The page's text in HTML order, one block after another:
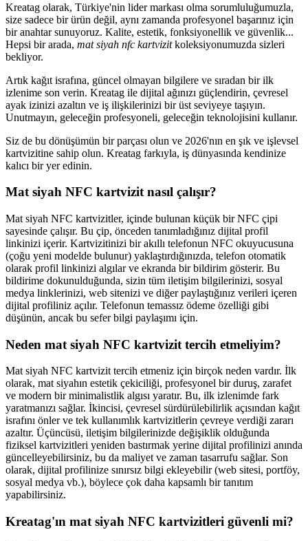
Kreatag olarak, Türkiye'nin lider markası olma sorumluluğumuzla,
size sadece bir ürün değil, aynı zamanda profesyonel başarınız için
bir anahtar sunuyoruz. Kalite, estetik, fonksiyonellik ve güvenlik...
Hepsi bir arada, mat siyah nfc kartvizitkoleksiyonumuzda sizleri
bekliyor.
Artık kağıt israfına, güncel olmayan bilgilere ve sıradan bir ilk
izlenime son verin. Kreatag ile dijital ağınızı güçlendirin, çevresel
ayak izinizi azaltın ve iş ilişkilerinizi bir üst seviyeye taşıyın.
Unutmayın, geleceğin profesyoneli, geleceğin teknolojisini kullanır.
Siz de bu dönüşümün bir parçası olun ve 2026'nın en şık ve işlevsel
kartvizitine sahip olun. Kreatag farkıyla, iş dünyasında kendinize
kalıcı bir yer edinin.
Mat siyah NFC kartvizit nasıl çalışır?
Mat siyah NFC kartvizitler, içinde bulunan küçük bir NFC çipi
sayesinde çalışır. Bu çip, önceden tanımladığınız dijital profil
linkinizi içerir. Kartvizitinizi bir akıllı telefonun NFC okuyucusuna
(çoğu yeni modelde bulunur) yaklaştırdığınızda, telefon otomatik
olarak profil linkinizi algılar ve ekranda bir bildirim gösterir. Bu
bildirime dokunulduğunda, sizin tüm iletişim bilgilerinizi, sosyal
medya linklerinizi, web sitenizi ve diğer paylaştığınız verileri içeren
dijital profiliniz açılır. Telefonun temassız ödeme özelliği gibi
düşünün, ancak bu sefer bilgi paylaşımı için.
Neden mat siyah NFC kartvizit tercih etmeliyim?
Mat siyah NFC kartvizit tercih etmeniz için birçok neden vardır. İlk
olarak, mat siyahın estetik çekiciliği, profesyonel bir duruş, zarafet
ve modern bir minimalistlik algısı yaratır. Bu, ilk izlenimde fark
yaratmanızı sağlar. İkincisi, çevresel sürdürülebilirlik açısından kağıt
israfını önler ve tek kullanımlık kartvizitlerin çevreye verdiği zararı
azaltır. Üçüncüsü, iletişim bilgilerinizde değişiklik olduğunda
fiziksel kartvizitleri yeniden bastırmak yerine dijital profilinizi anında
güncelleyebilirsiniz, bu da maliyet ve zaman tasarrufu sağlar. Son
olarak, dijital profilinize sınırsız bilgi ekleyebilir (web sitesi, portföy,
sosyal medya vb.), böylece çok daha kapsamlı bir tanıtım
yapabilirsiniz.
Kreatag'ın mat siyah NFC kartvizitleri güvenli mi?